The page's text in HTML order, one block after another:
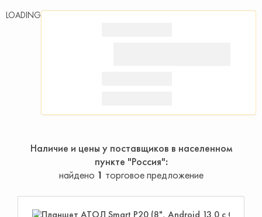
LOADING
Наличие и цены у поставщиков в населенном
пункте "Россия"
найдено 1 торговое предложение